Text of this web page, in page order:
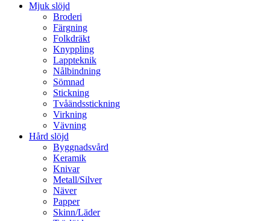
Mjuk slöjd
Broderi
Färgning
Folkdräkt
Knyppling
Lappteknik
Nålbindning
Sömnad
Stickning
Tvåändsstickning
Virkning
Vävning
Hård slöjd
Byggnadsvård
Keramik
Knivar
Metall/Silver
Näver
Papper
Skinn/Läder